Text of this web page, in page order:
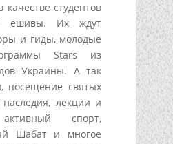
студентов
ешивы. Их ждут
и гиды, молодые
Stars из
Украины. А так
посещение святых
лекции и
спорт,
Шабат и многое